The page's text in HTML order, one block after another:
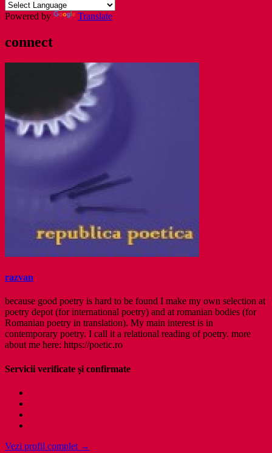
Powered by Translate
connect
razvan
because good poetry is hard to be found I make my own selection at
poetry depot (for international poetry) and at romanian bodies (for
Romanian poetry in translation). My main interest is in
contemporary poetry. I call it a relational reading of poetry. more
about me here: https://poetic.ro
Servicii verificate și confirmate
Vezi profil complet →